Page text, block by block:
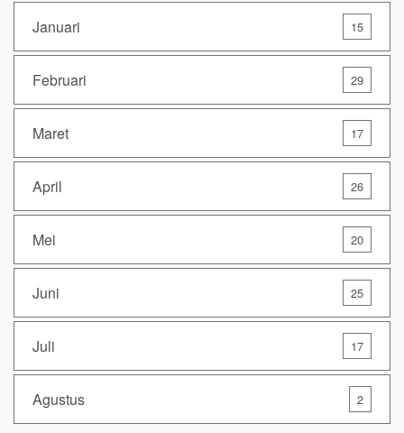
Januari 15
Februari 29
Maret 17
April 26
Mei 20
Juni 25
Juli 17
Agustus 2